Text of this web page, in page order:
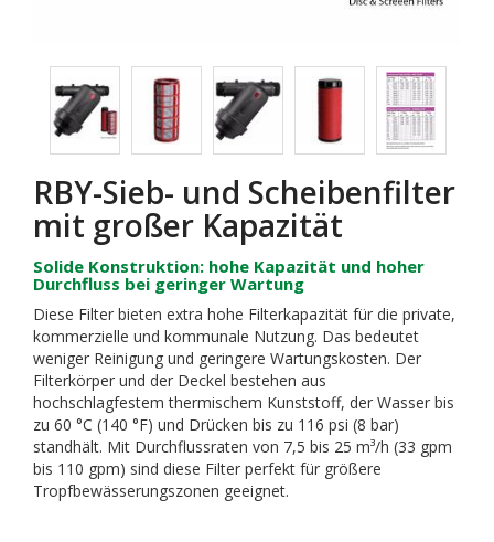
RBY-Sieb- und Scheibenfilter
mit großer Kapazität
Solide Konstruktion: hohe Kapazität und hoher
Durchfluss bei geringer Wartung
Diese Filter bieten extra hohe Filterkapazität für die private,
kommerzielle und kommunale Nutzung. Das bedeutet
weniger Reinigung und geringere Wartungskosten. Der
Filterkörper und der Deckel bestehen aus
hochschlagfestem thermischem Kunststoff, der Wasser bis
zu 60 °C (140 °F) und Drücken bis zu 116 psi (8 bar)
standhält. Mit Durchflussraten von 7,5 bis 25 m³/h (33 gpm
bis 110 gpm) sind diese Filter perfekt für größere
Tropfbewässerungszonen geeignet.